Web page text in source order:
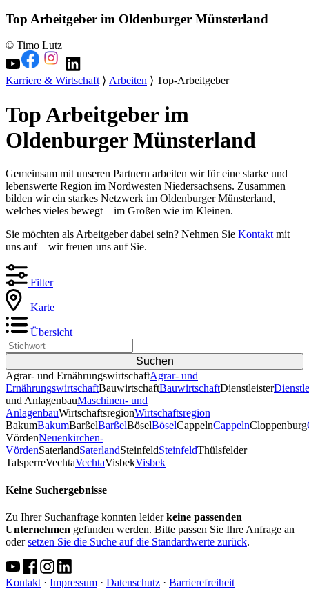
Top Arbeitgeber im Oldenburger Münsterland
© Timo Lutz
Karriere & Wirtschaft⟩ Arbeiten ⟩ Top-Arbeitgeber
Top Arbeitgeber im
Oldenburger Münsterland
Gemeinsam mit unseren Partnern arbeiten wir für eine starke und
lebenswerte Region im Nordwesten Niedersachsens. Zusammen
bilden wir ein starkes Netzwerk im Oldenburger Münsterland,
welches vieles bewegt – im Großen wie im Kleinen.
Sie möchten als Arbeitgeber dabei sein? Nehmen Sie Kontakt mit
uns auf – wir freuen uns auf Sie.
Filter
Karte
Übersicht
Agrar- und ErnährungswirtschaftAgrar- und
ErnährungswirtschaftBauwirtschaftBauwirtschaftDienstleister
und AnlagenbauMaschinen- und
AnlagenbauWirtschaftsregionWirtschaftsregion
BakumBakumBarßelBarßelBöselBöselCappelnCappelnCloppenburg
VördenNeuenkirchen-
VördenSaterlandSaterlandSteinfeldSteinfeldThülsfelder
TalsperreVechtaVechtaVisbekVisbek
Keine Suchergebnisse
Zu Ihrer Suchanfrage konnten leiderkeine passenden
Unternehmen gefunden werden. Bitte passen Sie Ihre Anfrage an
odersetzen Sie die Suche auf die Standardwerte zurück.
Kontakt · Impressum · Datenschutz · Barrierefreiheit